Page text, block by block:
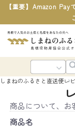
【重要】Amazon
しまねのふるさと直送便レ
商品について、お
商品名